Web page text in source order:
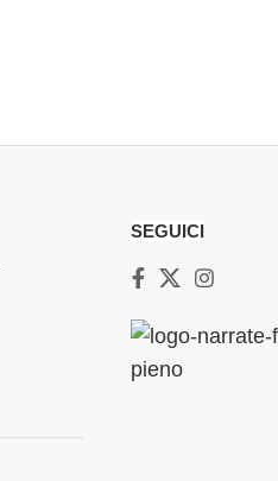
SEGUICI